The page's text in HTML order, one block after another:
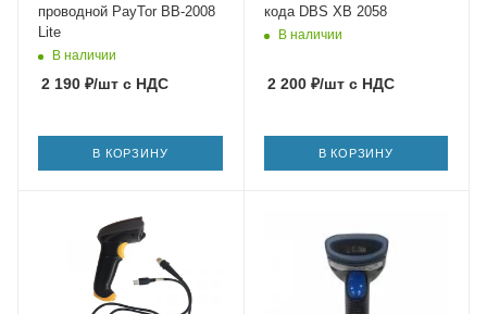
проводной PayTor BB-2008
Lite
В наличии
2 190 ₽/шт с НДС
В КОРЗИНУ
кода DBS XB 2058
В наличии
2 200₽/штс НДС
В КОРЗИНУ